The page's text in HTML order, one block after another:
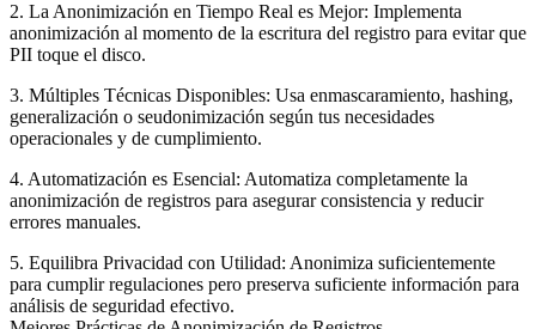
2. La Anonimización en Tiempo Real es Mejor: Implementa
anonimización al momento de la escritura del registro para evitar que
PII toque el disco.
3. Múltiples Técnicas Disponibles: Usa enmascaramiento, hashing,
generalización o seudonimización según tus necesidades
operacionales y de cumplimiento.
4. Automatización es Esencial: Automatiza completamente la
anonimización de registros para asegurar consistencia y reducir
errores manuales.
5. Equilibra Privacidad con Utilidad: Anonimiza suficientemente
para cumplir regulaciones pero preserva suficiente información para
análisis de seguridad efectivo.